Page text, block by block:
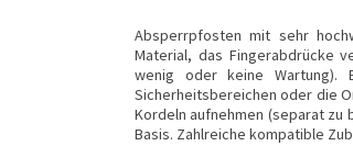
Absperrpfosten mit sehr
Material, das Fingerabdrücke
wenig oder keine Wartung).
Sicherheitsbereichen oder die
Kordeln aufnehmen (separat
Basis. Zahlreiche kompatible